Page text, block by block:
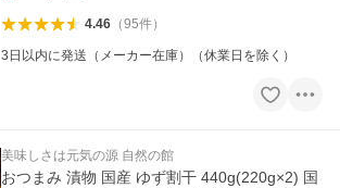
4.46（95件）
3日以内に発送（メーカー在庫）（休業日を除く）
美味しさは元気の源 自然の館
おつまみ 漬物 国産 ゆず割干 440g(220g×2) 国